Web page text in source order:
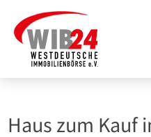
Inhalt
springen
Haus zum Kauf